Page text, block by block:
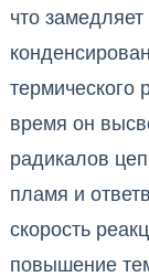
что
термического
время он
радикалов
пламя и
скорость
повышение